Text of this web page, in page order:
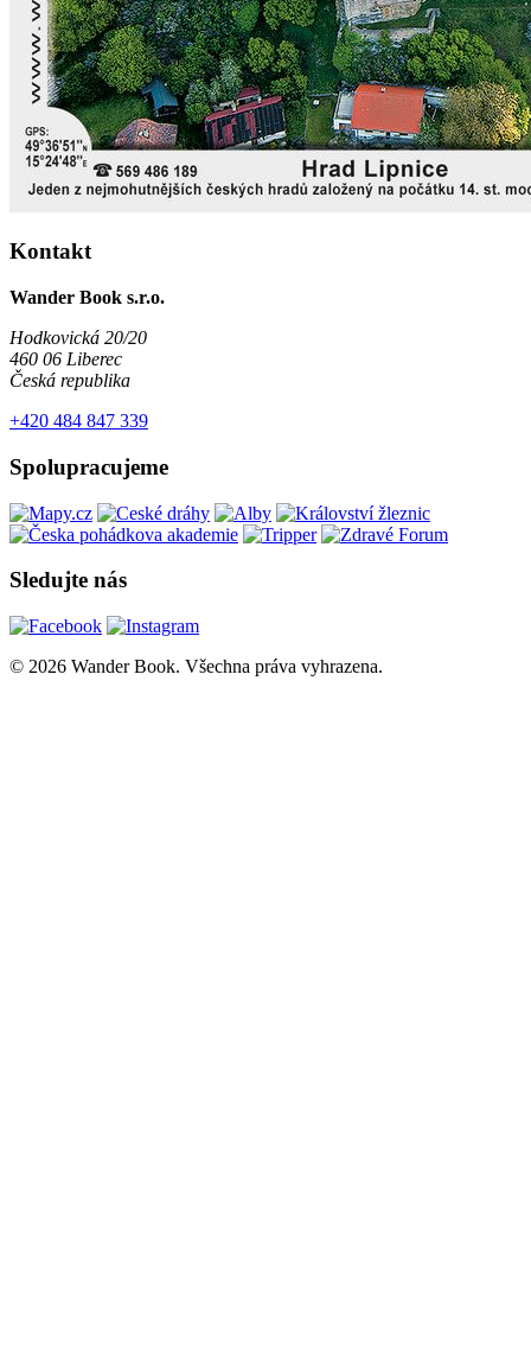
Kontakt
Wander Book s.r.o.
Hodkovická 20/20
460 06 Liberec
Česká republika
+420 484 847 339
Spolupracujeme
Sledujte nás
© 2026 Wander Book. Všechna práva vyhrazena.